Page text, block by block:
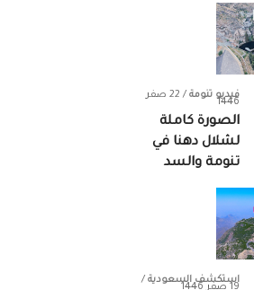
فيديو تنومة / 22 صفر
1446
الصورة كاملة
لشلال دهنا في
تنومة والسد
استكشف السعودية /
19 صفر 1446